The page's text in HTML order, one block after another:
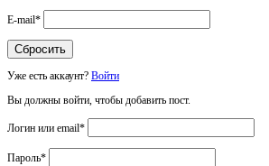
E-mail*
Уже есть аккаунт? Войти
Вы должны войти, чтобы добавить пост.
Логин или email*
Пароль*